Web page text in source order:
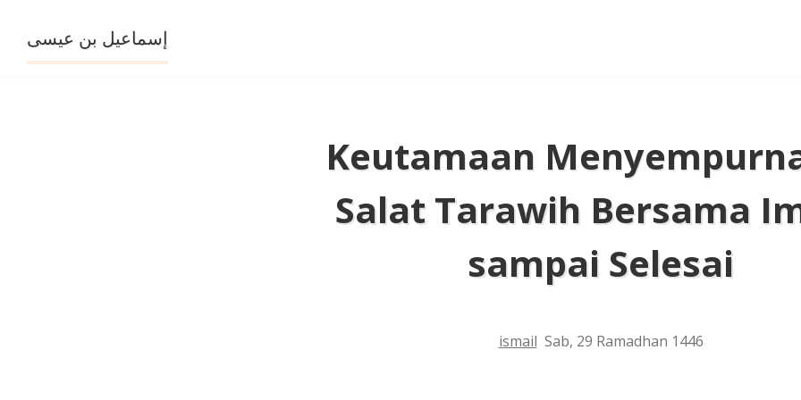
content
إسماعيل بن عيسى
Keutamaan
Salat Tarawih Bersama
sampai Selesai
ismail Sab, 29 Ramadhan 1446